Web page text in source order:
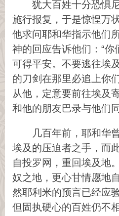
犹大百姓十分恐惧
施行报复，于是惊惶万
他求问耶和华指示他们
神的回应告诉他们：“你
可得平安。不要逃往埃
的刀剑在那里必追上你
从他，定意要前往埃及
和他的朋友巴录与他们同
几百年前，耶和华
埃及的压迫者之手，而
自投罗网，重回埃及地
奴之地，更心甘情愿地
然耶利米的预言已经应
但固执硬心的百姓仍不